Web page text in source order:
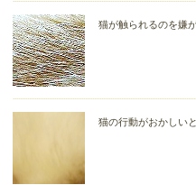
猫が触られるのを嫌
猫の行動がおかしい